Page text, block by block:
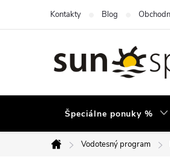
Kontakty Blog
Špeciálne ponuky %
Domov
Vodotesný program